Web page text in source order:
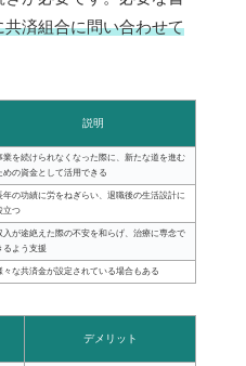
共済組合に問い合わせて
説明
業を続けられなくなった際に、新たな道を進む
めの資金として活用できる
年の功績に労をねぎらい、退職後の生活設計に
立つ
入が途絶えた際の不安を和らげ、治療に専念で
るよう支援
々な共済金が設定されている場合もある
デメリット